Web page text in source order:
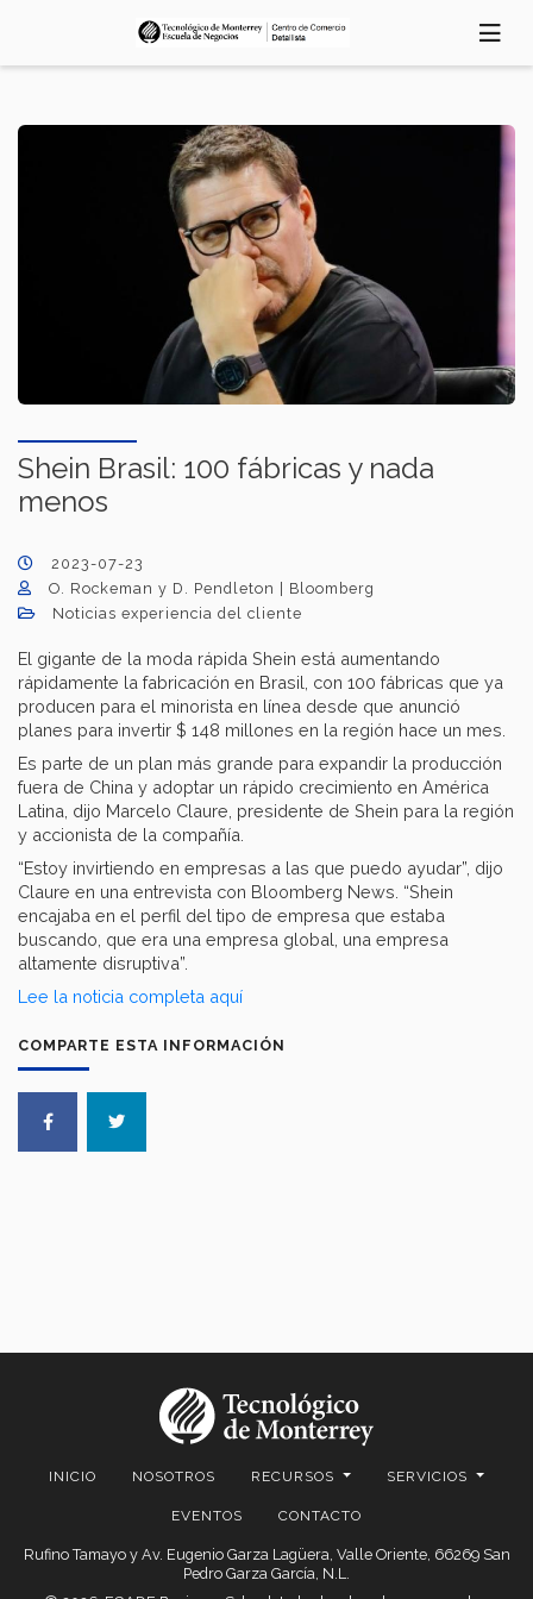
COMPARTE ESTA INFORMACIÓN
Shein Brasil: 100 fábricas y nada
menos
2023-07-23
O. Rockeman y D. Pendleton | Bloomberg
Noticias experiencia del cliente
El gigante de la moda rápida Shein está aumentando
rápidamente la fabricación en Brasil, con 100 fábricas que ya
producen para el minorista en línea desde que anunció
planes para invertir $ 148 millones en la región hace un mes.
Es parte de un plan más grande para expandir la producción
fuera de China y adoptar un rápido crecimiento en América
Latina, dijo Marcelo Claure, presidente de Shein para la región
y accionista de la compañía.
“Estoy invirtiendo en empresas a las que puedo ayudar”, dijo
Claure en una entrevista con Bloomberg News. “Shein
encajaba en el perfil del tipo de empresa que estaba
buscando, que era una empresa global, una empresa
altamente disruptiva”.
Lee la noticia completa aquí
INICIO NOSOTROS RECURSOS SERVICIOS
EVENTOS CONTACTO
Rufino Tamayo y Av. Eugenio Garza Lagüera, Valle Oriente, 66269 San
Pedro Garza García, N.L.